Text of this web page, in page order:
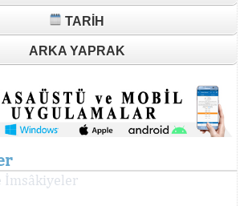
TARIH
ARKA YAPRAK
İmsâkiyeler